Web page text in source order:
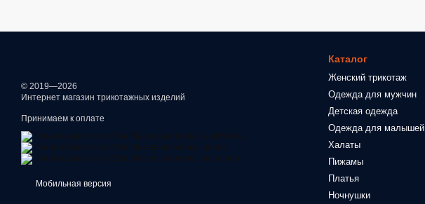
© 2019—2026
Интернет магазин трикотажных изделий
Принимаем к оплате
Мобильная версия
Каталог
Женский трикотаж
Одежда для мужчин
Детская одежда
Одежда для малышей
Халаты
Пижамы
Платья
Ночнушки